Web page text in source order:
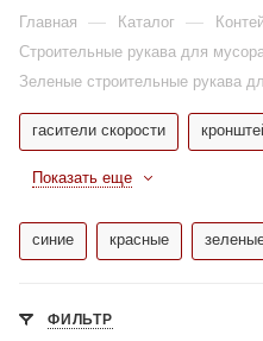
Главная — Каталог —
Строительные рукава для
Зеленые строительные рукава
гасители скорости
Показать еще
синие красные
ФИЛЬТР